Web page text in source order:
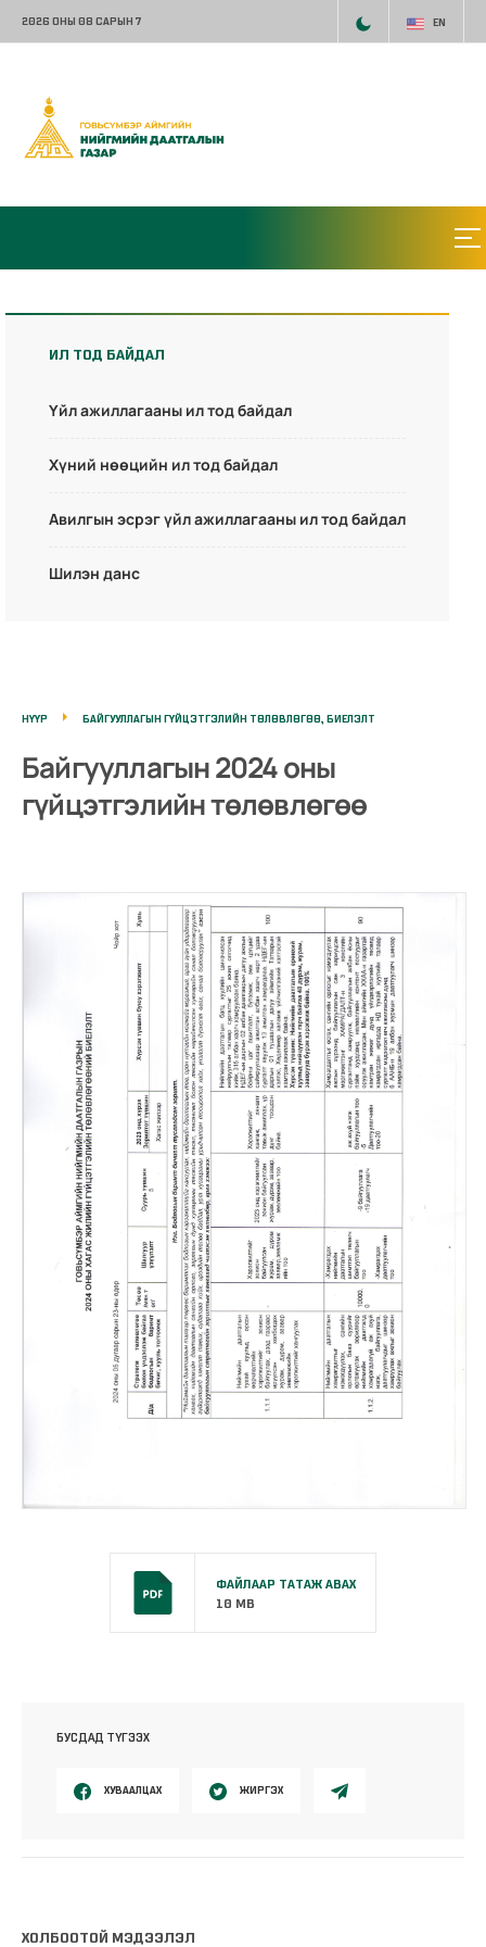
2026 ОНЫ 08 САРЫН 7 EN
ИЛ ТОД БАЙДАЛ
Үйл ажиллагааны ил тод байдал
Хүний нөөцийн ил тод байдал
Авилгын эсрэг үйл ажиллагааны ил тод байдал
Шилэн данс
НҮҮР БАЙГУУЛЛАГЫН ГҮЙЦЭТГЭЛИЙН ТӨЛӨВЛӨГӨӨ, БИЕЛЭЛТ
Байгууллагын 2024 оны
гүйцэтгэлийн төлөвлөгөө
ФАЙЛААР ТАТАЖ АВАХ
10 MB
БУСДАД ТҮГЭЭХ
ХУВААЛЦАХ ЖИРГЭХ
ХОЛБООТОЙ МЭДЭЭЛЭЛ